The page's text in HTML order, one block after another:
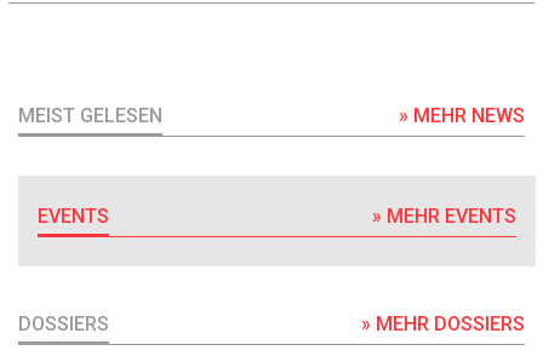
MEIST GELESEN » MEHR NEWS
EVENTS » MEHR EVENTS
DOSSIERS » MEHR DOSSIERS